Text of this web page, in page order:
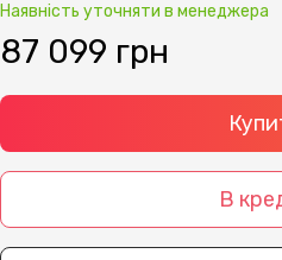
Наявність уточняти в менеджера
87 099 грн
В